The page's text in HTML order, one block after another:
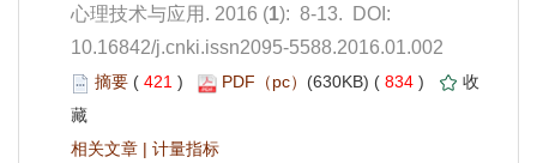
): 8-13. DOI:
10.16842/j.cnki.issn2095-5588.2016.01.002
421 ) 834 )
|